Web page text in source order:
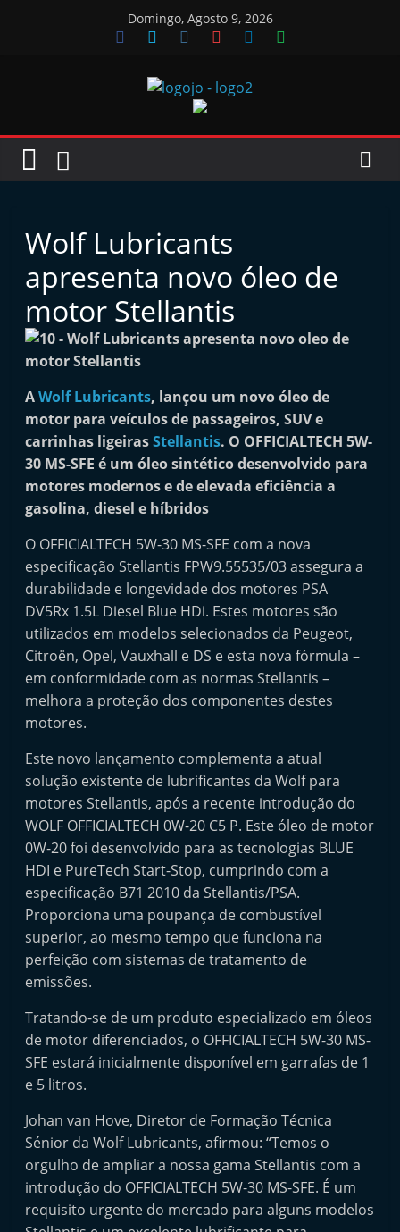
Domingo, Agosto 9, 2026
Jornal
Oficinas
o
r
n
i
n
d
e
p
e
n
d
e
n
t
e
A
f
t
e
r
m
a
r
k
t
A
u
o
m
ó
v
e
Wolf Lubricants
apresenta novo óleo de
motor Stellantis
AWolf Lubricants, lançou um novo óleo de
motor para veículos de passageiros, SUV e
carrinhas ligeirasStellantis. O OFFICIALTECH 5W-
30 MS-SFE é um óleo sintético desenvolvido para
motores modernos e de elevada eficiência a
gasolina, diesel e híbridos
O OFFICIALTECH 5W-30 MS-SFE com a nova
especificação Stellantis FPW9.55535/03 assegura a
durabilidade e longevidade dos motores PSA
DV5Rx 1.5L Diesel Blue HDi. Estes motores são
utilizados em modelos selecionados da Peugeot,
Citroën, Opel, Vauxhall e DS e esta nova fórmula –
em conformidade com as normas Stellantis –
melhora a proteção dos componentes destes
motores.
Este novo lançamento complementa a atual
solução existente de lubrificantes da Wolf para
motores Stellantis, após a recente introdução do
WOLF OFFICIALTECH 0W-20 C5 P. Este óleo de motor
0W-20 foi desenvolvido para as tecnologias BLUE
HDI e PureTech Start-Stop, cumprindo com a
especificação B71 2010 da Stellantis/PSA.
Proporciona uma poupança de combustível
superior, ao mesmo tempo que funciona na
perfeição com sistemas de tratamento de
emissões.
Tratando-se de um produto especializado em óleos
de motor diferenciados, o OFFICIALTECH 5W-30 MS-
SFE estará inicialmente disponível em garrafas de 1
e 5 litros.
Johan van Hove, Diretor de Formação Técnica
Sénior da Wolf Lubricants, afirmou: “Temos o
orgulho de ampliar a nossa gama Stellantis com a
introdução do OFFICIALTECH 5W-30 MS-SFE. É um
requisito urgente do mercado para alguns modelos